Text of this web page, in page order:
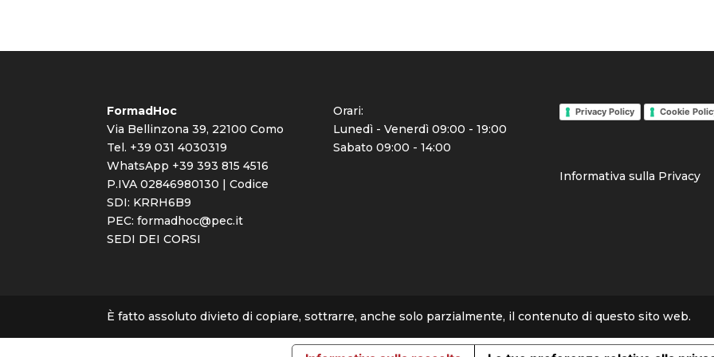
FormadHoc
Via Bellinzona 39, 22100 Como
Tel. +39 031 4030319
WhatsApp +39 393 815 4516
P.IVA 02846980130 | Codice
SDI: KRRH6B9
PEC:formadhoc@pec.it
SEDI DEI CORSI
Orari:
Lunedì - Venerdì 09:00 - 19:00
Sabato 09:00 - 14:00
Privacy Policy Cookie
Informativa sulla Privacy
È fatto assoluto divieto di copiare, sottrarre, anche solo parzialmente, il contenuto di questo sito web.